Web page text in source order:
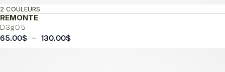
REMONTE
D3g05
2 COULEURS
65.00$ – 130.00$Plage